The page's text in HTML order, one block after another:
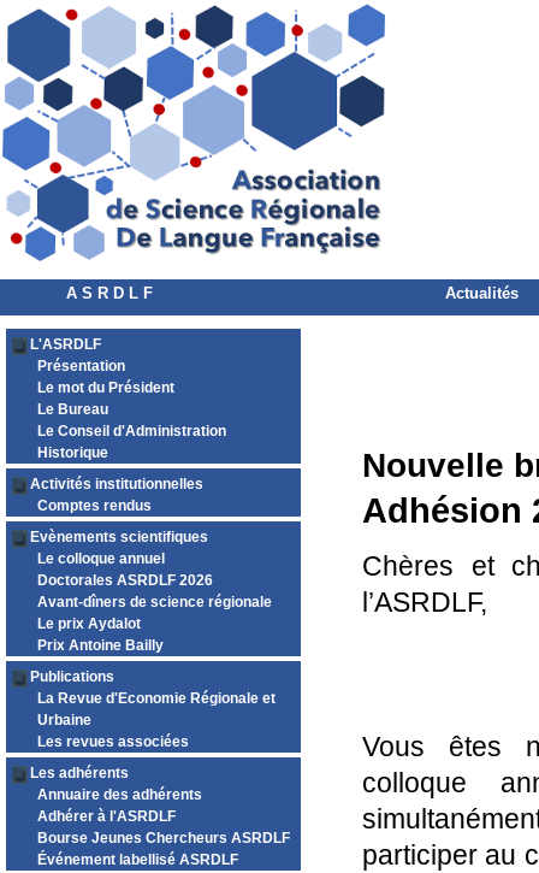
A S R D L F Actualités
L'ASRDLF
Présentation
Le mot du Président
Le Bureau
Le Conseil d'Administration
Historique
Activités institutionnelles
Comptes rendus
Evènements scientifiques
Le colloque annuel
Doctorales ASRDLF 2026
Avant-dîners de science régionale
Le prix Aydalot
Prix Antoine Bailly
Publications
La Revue d'Economie Régionale et
Urbaine
Les revues associées
Les adhérents
Annuaire des adhérents
Adhérer à l'ASRDLF
Bourse Jeunes Chercheurs ASRDLF
Événement labellisé ASRDLF
Nouvelle
Adhésion
Chères et
l’ASRDLF,
Vous êtes
colloque
participer au